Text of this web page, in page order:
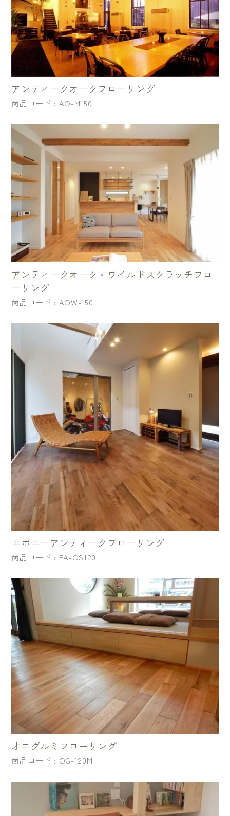
アンティークオークフローリング
商品コード : AO-M150
アンティークオーク・ワイルドスクラッチフロ
ーリング
商品コード : AOW-150
エボニーアンティークフローリング
商品コード : EA-OS120
オニグルミフローリング
商品コード : OG-120M